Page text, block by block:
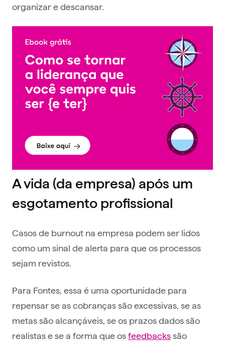
organizar e descansar.
A vida (da empresa) após um
esgotamento profissional
Casos de burnout na empresa podem ser lidos
como um sinal de alerta para que os processos
sejam revistos.
Para Fontes, essa é uma oportunidade para
repensar se as cobranças são excessivas, se as
metas são alcançáveis, se os prazos dados são
realistas e se a forma que osfeedbackssão